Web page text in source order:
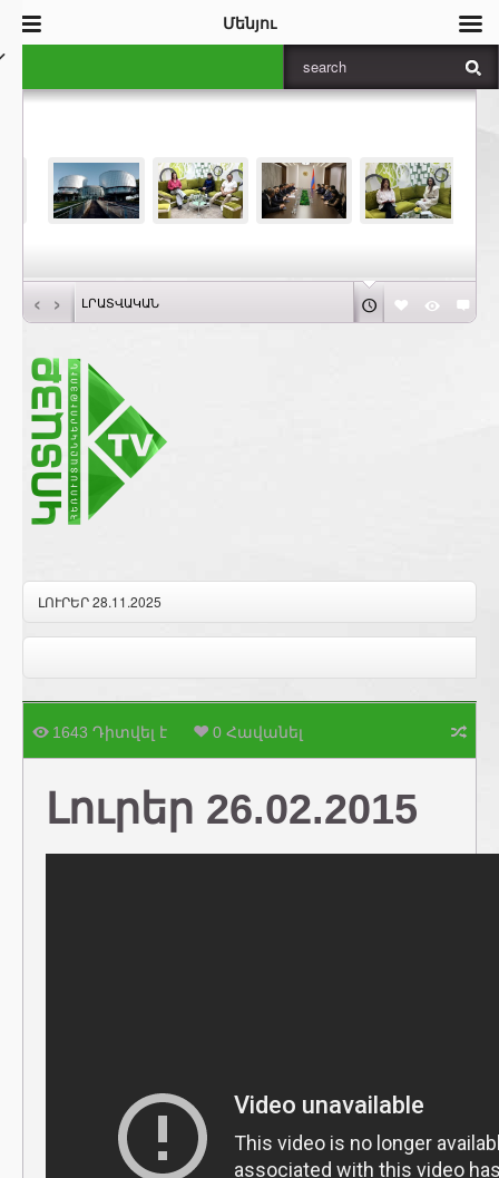
‹ › ԼՐԱՏՎԱԿԱՆ
ԼՈՒՐԵՐ 28.11.2025
1643 Դիտվել է 0 Հավանել
Լուրեր 26.02.2015
Մենյու